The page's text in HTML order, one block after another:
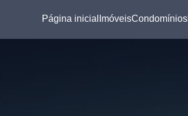
Página inicial ImóveisCondomínios